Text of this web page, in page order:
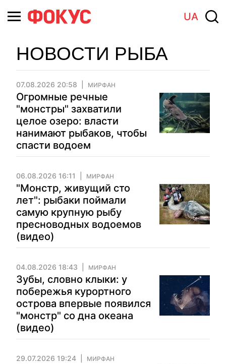
UA
НОВОСТИ РЫБА
07.08.2026 20:58 МИРФАН
Огромные речные
"монстры" захватили
целое озеро: власти
нанимают рыбаков, чтобы
спасти водоем
06.08.2026 16:11 МИРФАН
"Монстр, живущий сто
лет": рыбаки поймали
самую крупную рыбу
пресноводных водоемов
(видео)
04.08.2026 18:43 МИРФАН
Зубы, словно клыки: у
побережья курортного
острова впервые появился
"монстр" со дна океана
(видео)
29.07.2026 19:24 МИРФАН